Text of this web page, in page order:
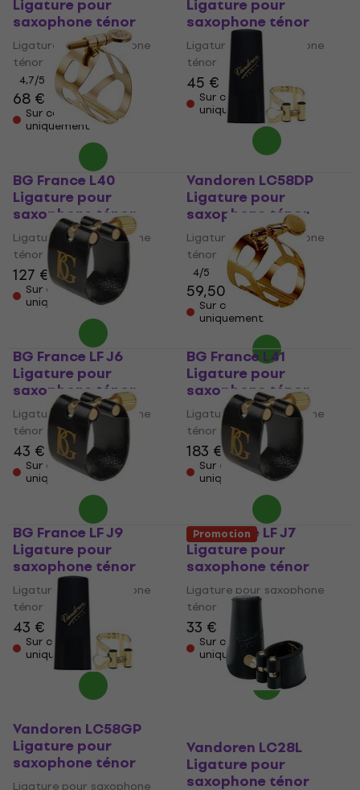
Ligature pour
saxophone ténor
Ligature pour saxophone
ténor
4,7/5
68 €
Sur commande
uniquement
Ligature pour
saxophone ténor
Ligature pour saxophone
ténor
45 €
Sur commande
uniquement
BG France L40
Ligature pour
saxophone ténor
Ligature pour saxophone
ténor
127 €
Sur commande
uniquement
Vandoren LC58DP
Ligature pour
saxophone ténor
Ligature pour saxophone
ténor
4/5
59,50 €
Sur commande
uniquement
BG France LF J6
Ligature pour
saxophone ténor
Ligature pour saxophone
ténor
43 €
Sur commande
uniquement
BG France L41
Ligature pour
saxophone ténor
Ligature pour saxophone
ténor
183 €
Sur commande
uniquement
BG France LF J9
Ligature pour
saxophone ténor
Ligature pour saxophone
ténor
43 €
Sur commande
uniquement
BG France LF J7
Ligature pour
saxophone ténor
Ligature pour saxophone
ténor
33 €
Sur commande
uniquement
Vandoren LC58GP
Ligature pour
saxophone ténor
Promotion
Vandoren LC28L
Ligature pour
saxophone ténor